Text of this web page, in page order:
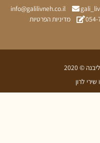
info@galilivneh.co.il
מדיניות הפרטיות